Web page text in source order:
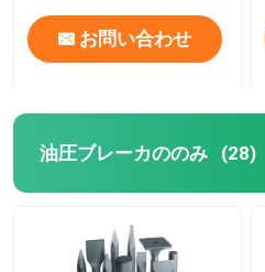
お問い合わせ
油圧ブレーカののみ (28)